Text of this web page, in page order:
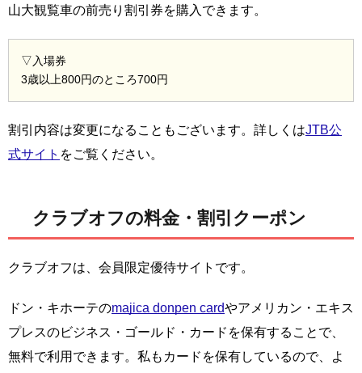
山大観覧車の前売り割引券を購入できます。
▽入場券
3歳以上800円のところ700円
割引内容は変更になることもございます。詳しくはJTB公
式サイト をご覧ください。
クラブオフの料金・割引クーポン
クラブオフは、会員限定優待サイトです。
ドン・キホーテのmajica donpen cardやアメリカン・エキス
プレスのビジネス・ゴールド・カードを保有することで、
無料で利用できます。私もカードを保有しているので、よ